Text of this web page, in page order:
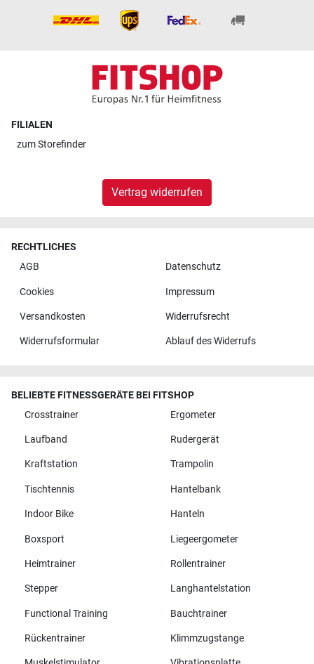
FILIALEN
zumStorefinder
Vertrag widerrufen
RECHTLICHES
AGB
Datenschutz
Cookies Impressum
Versandkosten Widerrufsrecht
Widerrufsformular Ablauf des Widerrufs
BELIEBTE FITNESSGERÄTE BEI FITSHOP
Crosstrainer
Ergometer
Laufband Rudergerät
Kraftstation Trampolin
Tischtennis Hantelbank
Indoor Bike Hanteln
Boxsport Liegeergometer
Heimtrainer Rollentrainer
Stepper Langhantelstation
Functional Training Bauchtrainer
Rückentrainer Klimmzugstange